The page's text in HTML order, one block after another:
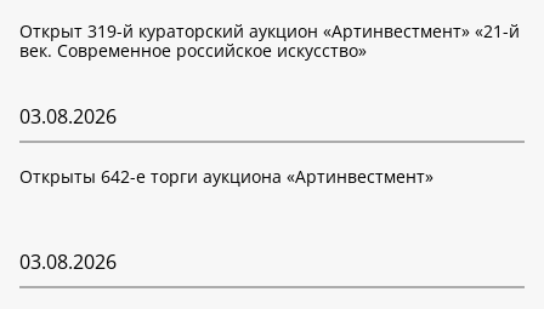
Открыт 319-й кураторский аукцион «Артинвестмент» «21-й
век. Современное российское искусство»
03.08.2026
Открыты 642-е торги аукциона «Артинвестмент»
03.08.2026